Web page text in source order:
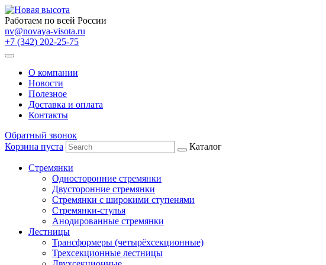
Работаем по всей России
nv@novaya-visota.ru
+7 (342) 202-25-75
О компании
Новости
Полезное
Доставка и оплата
Контакты
Обратный звонок
Корзина пуста
Каталог
Стремянки
Односторонние стремянки
Двусторонние стремянки
Стремянки с широкими ступенями
Стремянки-стулья
Анодированные стремянки
Лестницы
Трансформеры (четырёхсекционные)
Трехсекционные лестницы